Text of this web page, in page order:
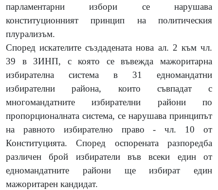
парламентарни избори се нарушава
конституционният принцип на политическия
плурализъм.
Според искателите създадената нова ал. 2 към чл.
39 в ЗИНП, с която се въвежда мажоритарна
избирателна система в 31 едномандатни
избирателни района, които съвпадат с
многомандатните избирателни райони по
пропорционалната система, се нарушава принципът
на равното избирателно право - чл. 10 от
Конституцията. Според оспорената разпоредба
различен брой избиратели във всеки един от
едномандатните райони ще избират един
мажоритарен кандидат.